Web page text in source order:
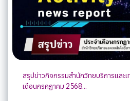
สรุปข่าวกิจกรรมสำนักวิทยบริการและเ
เดือนกรกฏาคม 2568...